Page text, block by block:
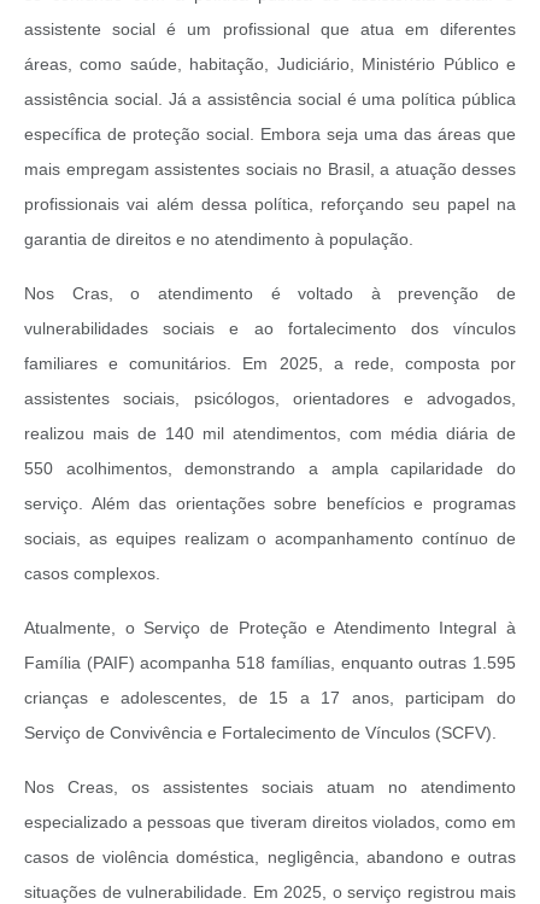
assistente social é um profissional que atua em diferentes
áreas, como saúde, habitação, Judiciário, Ministério Público e
assistência social. Já a assistência social é uma política pública
específica de proteção social. Embora seja uma das áreas que
mais empregam assistentes sociais no Brasil, a atuação desses
profissionais vai além dessa política, reforçando seu papel na
garantia de direitos e no atendimento à população.
Nos Cras, o atendimento é voltado à prevenção de
vulnerabilidades sociais e ao fortalecimento dos vínculos
familiares e comunitários. Em 2025, a rede, composta por
assistentes sociais, psicólogos, orientadores e advogados,
realizou mais de 140 mil atendimentos, com média diária de
550 acolhimentos, demonstrando a ampla capilaridade do
serviço. Além das orientações sobre benefícios e programas
sociais, as equipes realizam o acompanhamento contínuo de
casos complexos.
Atualmente, o Serviço de Proteção e Atendimento Integral à
Família (PAIF) acompanha 518 famílias, enquanto outras 1.595
crianças e adolescentes, de 15 a 17 anos, participam do
Serviço de Convivência e Fortalecimento de Vínculos (SCFV).
Nos Creas, os assistentes sociais atuam no atendimento
especializado a pessoas que tiveram direitos violados, como em
casos de violência doméstica, negligência, abandono e outras
situações de vulnerabilidade. Em 2025, o serviço registrou mais